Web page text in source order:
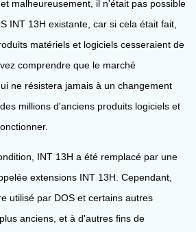
malheureusement, il n'était pas possible
INT 13H existante, car si cela était fait,
matériels et logiciels cesseraient de
comprendre que le marché
ne résistera jamais à un changement
millions d'anciens produits logiciels et
INT 13H a été remplacé par une
extensions INT 13H. Cependant,
utilisé par DOS et certains autres
anciens, et à d'autres fins de